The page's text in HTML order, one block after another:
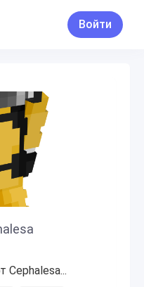
Войти
Cephalesa...